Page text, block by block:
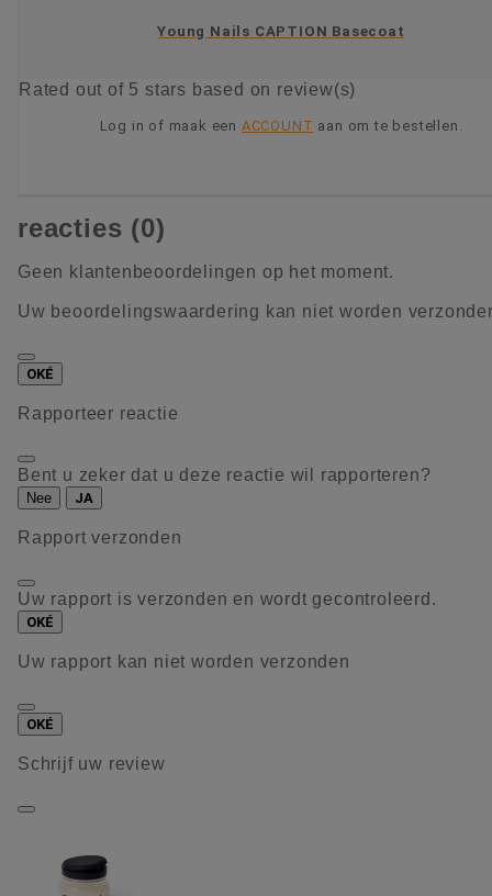
Young Nails CAPTION Basecoat
Rated out of 5 stars based on review(s)
Log in of maak een ACCOUNT aan om te bestellen.
reacties (0)
Geen klantenbeoordelingen op het moment.
Uw beoordelingswaardering kan niet worden
OKÉ
Rapporteer reactie
Bent u zeker dat u deze reactie wil rapporteren?
Nee JA
Rapport verzonden
Uw rapport is verzonden en wordt gecontroleerd.
OKÉ
Uw rapport kan niet worden verzonden
OKÉ
Schrijf uw review